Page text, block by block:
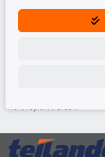
TecDoc Inside
nicht kopiert werden.
vorherige Zustimmung von
und/oder diese Handlungen